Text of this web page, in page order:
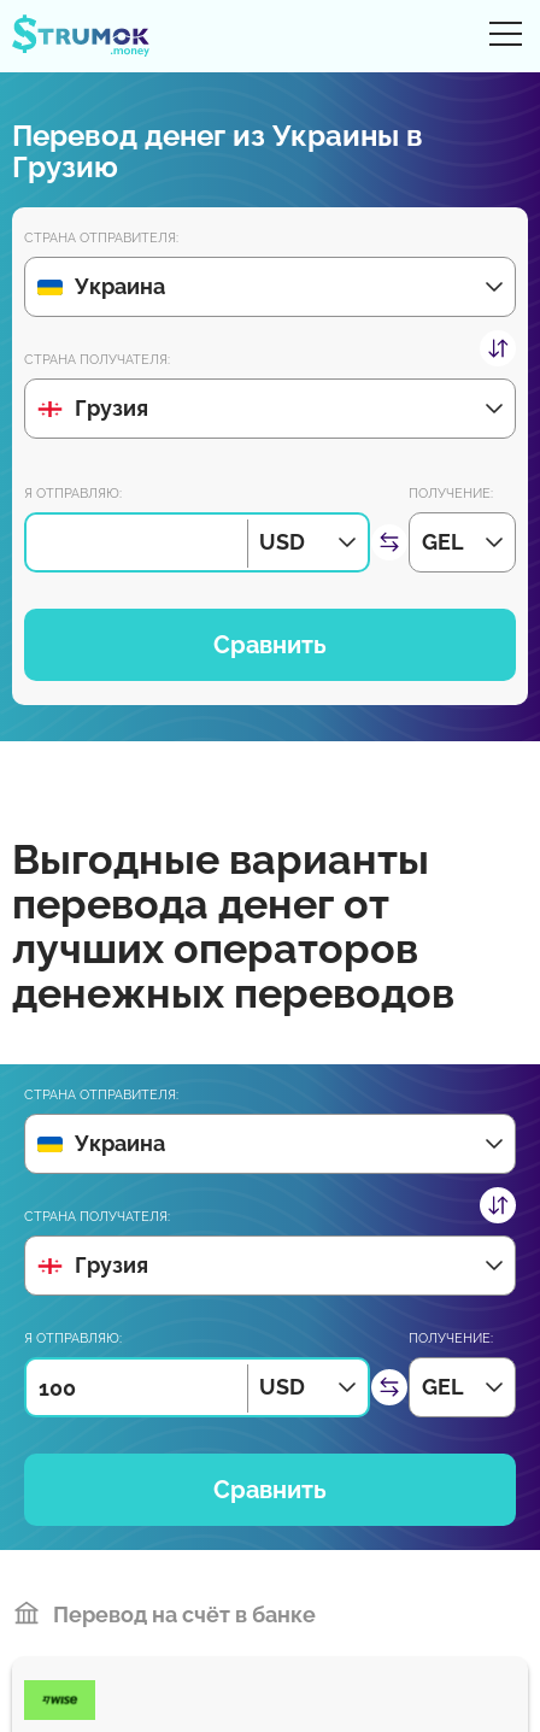
Денежные переводы
Цифровые счета
Обзоры партнеров
Уже скоро скачайте приложение для Android и iPhone:
Перевод денег из Украины в
Грузию
СТРАНА ОТПРАВИТЕЛЯ:
Украина
СТРАНА ПОЛУЧАТЕЛЯ:
Грузия
Я ОТПРАВЛЯЮ:
USD
ПОЛУЧЕНИЕ:
GEL
Сравнить
Выгодные варианты
перевода денег от
лучших операторов
денежных переводов
СТРАНА ОТПРАВИТЕЛЯ:
Украина
СТРАНА ПОЛУЧАТЕЛЯ:
Грузия
Я ОТПРАВЛЯЮ:
USD
ПОЛУЧЕНИЕ:
GEL
Сравнить
Перевод на счёт в банке